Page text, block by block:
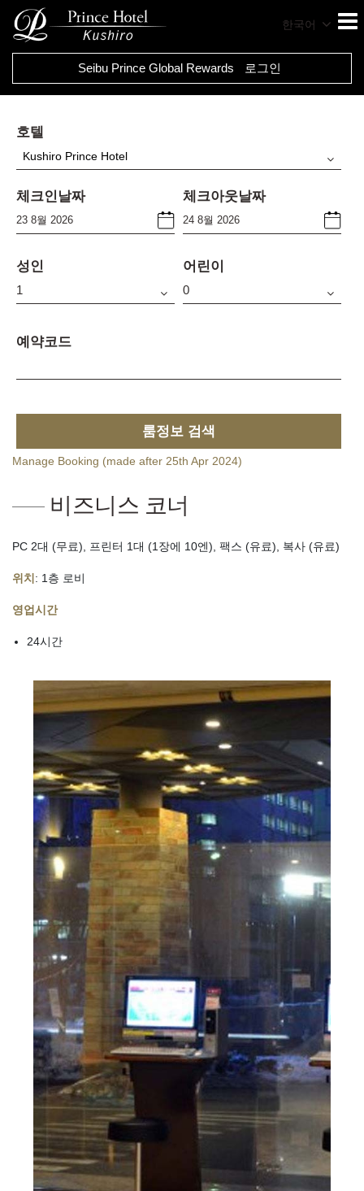
한국어
Seibu Prince Global Rewards 로그인
호텔
Kushiro Prince Hotel
체크인날짜 체크아웃날짜
성인 어린이
예약코드
룸정보 검색
Manage Booking (made after 25th Apr 2024)
비즈니스 코너
PC 2대 (무료), 프린터 1대 (1장에 10엔), 팩스 (유료), 복사 (유료)
위치 : 1층 로비
영업시간
24시간